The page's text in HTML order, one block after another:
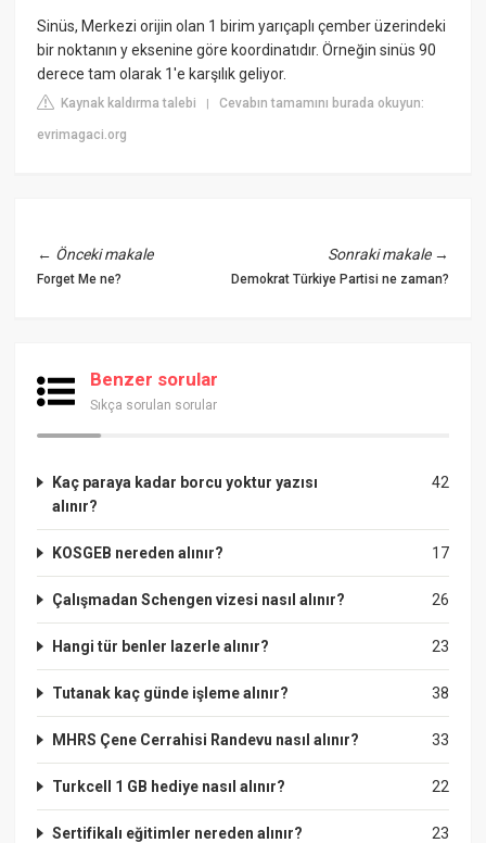
Sinüs, Merkezi orijin olan 1 birim yarıçaplı çember üzerindeki
bir noktanın y eksenine göre koordinatıdır. Örneğin sinüs 90
derece tam olarak 1'e karşılık geliyor.
Kaynak kaldırma talebi |Cevabın tamamını burada okuyun:
evrimagaci.org
← Önceki makale
Forget Me ne?
Sonraki makale→
Demokrat Türkiye Partisi ne zaman?
Benzer sorular
Sıkça sorulan sorular
42
Kaç paraya kadar borcu yoktur yazısı
alınır?
17
KOSGEB nereden alınır?
26
Çalışmadan Schengen vizesi nasıl alınır?
23
Hangi tür benler lazerle alınır?
38
Tutanak kaç günde işleme alınır?
33
MHRS Çene Cerrahisi Randevu nasıl alınır?
22
Turkcell 1 GB hediye nasıl alınır?
23
Sertifikalı eğitimler nereden alınır?